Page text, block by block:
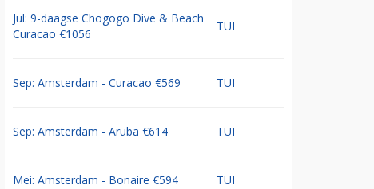
Jul: 9-daagse Chogogo Dive & Beach
Curacao €1056
TUI
Sep: Amsterdam - Curacao €569 TUI
Sep: Amsterdam - Aruba €614 TUI
Mei: Amsterdam - Bonaire €594 TUI